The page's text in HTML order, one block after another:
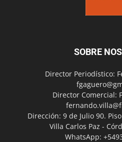
SOBRE
Director Periodístico:
Director Comercial:
Dirección: 9 de Julio 90.
Villa Carlos Paz -
WhatsApp: